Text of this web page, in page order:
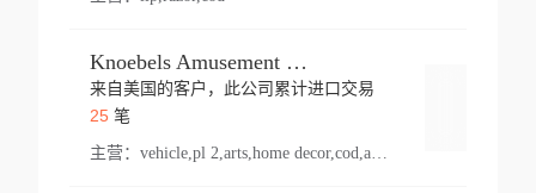
Knoebels Amusement Resort
来自美国的客户，此公司累计进口交易
25笔
主营： vehicle,pl 2,arts,home decor,cod,amusement ride,sea